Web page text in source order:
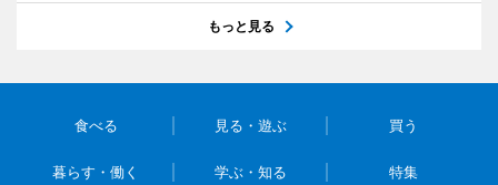
もっと見る
食べる 見る・遊ぶ 買う
暮らす・働く 学ぶ・知る 特集